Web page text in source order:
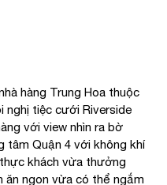
hàng Trung Hoa thuộc
nghị tiệc cưới Riverside
với view nhìn ra bờ
tâm Quận 4 với không khí
khách vừa thưởng
ăn ngon vừa có thể ngắm